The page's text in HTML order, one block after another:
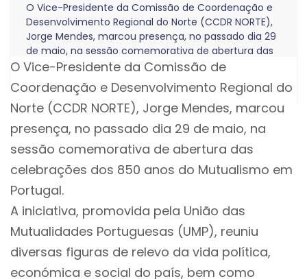
O Vice-Presidente da Comissão de Coordenação e
Desenvolvimento Regional do Norte (CCDR NORTE),
Jorge Mendes, marcou presença, no passado dia 29
de maio, na sessão comemorativa de abertura das
celebrações dos 850 anos do Mutualismo em
Portugal.
O Vice-Presidente da Comissão de
Coordenação e Desenvolvimento Regional do
Norte (CCDR NORTE), Jorge Mendes, marcou
presença, no passado dia 29 de maio, na
sessão comemorativa de abertura das
celebrações dos 850 anos do Mutualismo em
Portugal.
A iniciativa, promovida pela União das
Mutualidades Portuguesas (UMP), reuniu
diversas figuras de relevo da vida política,
económica e social do país, bem como